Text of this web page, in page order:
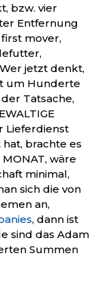
bzw. vier
Entfernung
mover,
jetzt denkt,
um Hunderte
Tatsache,
Lieferdienst
brachte es
wäre
minimal,
sich die von
an,
, dann ist
sind das Adam
Summen